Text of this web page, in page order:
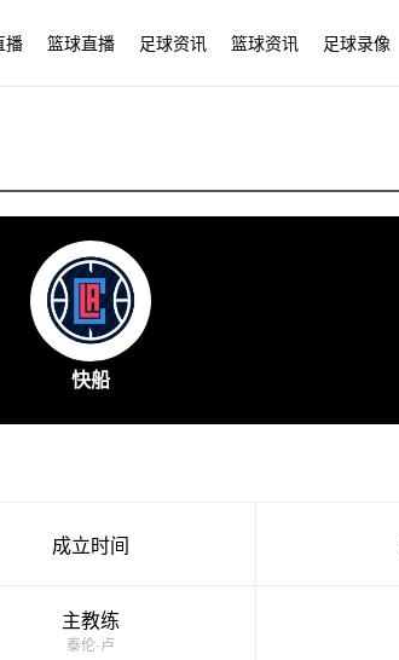
播 篮球直播 足球资讯 篮球资讯 足球录像
快船
成立时间
主教练
泰伦·卢